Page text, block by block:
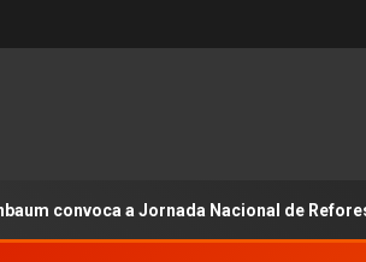
a Jornada Nacional de Reforestación el